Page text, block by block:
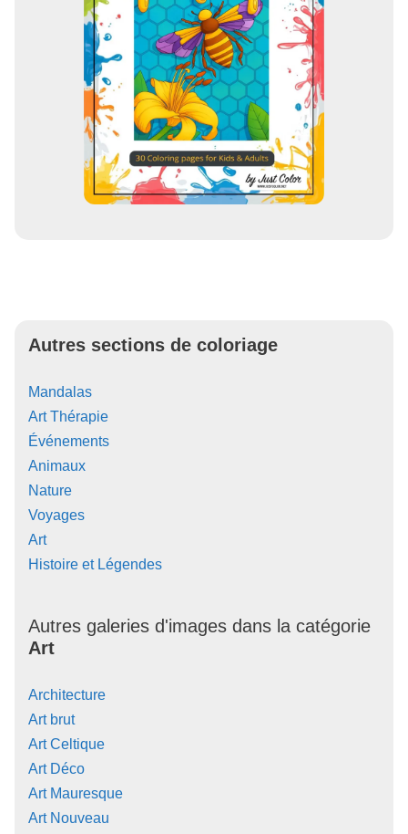
Autres sections de coloriage
Mandalas
Art Thérapie
Événements
Animaux
Nature
Voyages
Art
Histoire et Légendes
Autres galeries d'images dans la catégorie
Art
Architecture
Art brut
Art Celtique
Art Déco
Art Mauresque
Art Nouveau